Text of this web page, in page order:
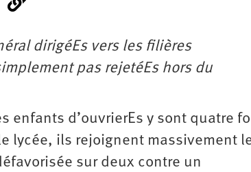
dirigéEs vers les filières
pas rejetéEs hors du
enfants d’ouvrierEs y sont quatre
lycée, ils rejoignent massivement
sur deux contre un